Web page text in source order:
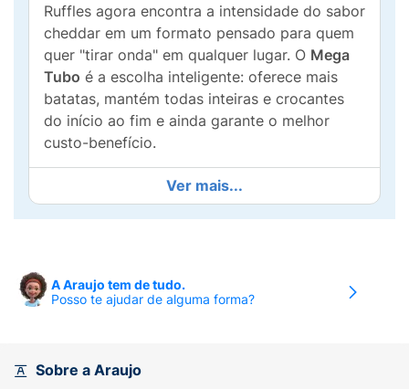
Ruffles agora encontra a intensidade do sabor
cheddar em um formato pensado para quem
quer "tirar onda" em qualquer lugar. O Mega
Tubo é a escolha inteligente: oferece mais
batatas, mantém todas inteiras e crocantes
do início ao fim e ainda garante o melhor
custo-benefício.
Seja para maratonar sua série favorita, levar
para o churrasco com os amigos ou garantir
aquele lanche caprichado no trabalho, a
textura perfeita e a embalagem com tampa
permite que você coma um pouco agora e
Principais Benefícios:
Ver mais...
A Araujo tem de tudo.
Posso te ajudar de alguma forma?
Sobre a Araujo